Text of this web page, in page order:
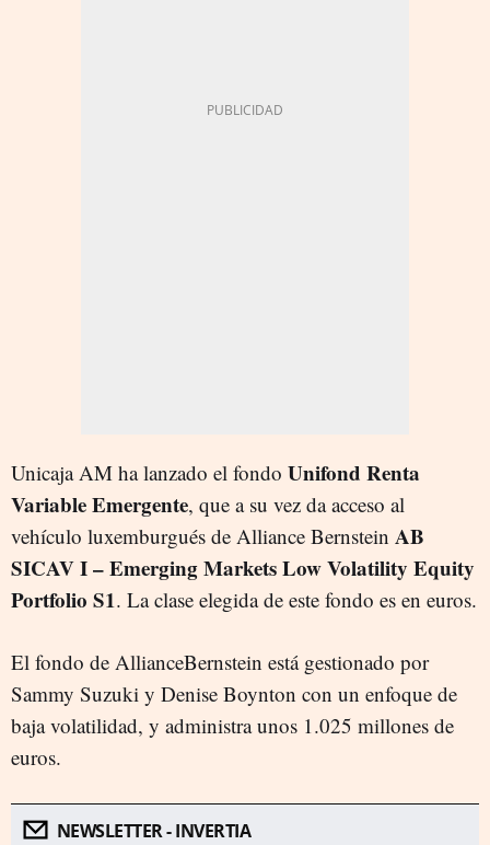
Unicaja AM ha lanzado el fondo Unifond Renta
Variable Emergente, que a su vez da acceso al
vehículo luxemburgués de Alliance Bernstein AB
SICAV I – Emerging Markets Low Volatility Equity
Portfolio S1. La clase elegida de este fondo es en euros.
El fondo de AllianceBernstein está gestionado por
Sammy Suzuki y Denise Boynton con un enfoque de
baja volatilidad, y administra unos 1.025 millones de
euros.
NEWSLETTER - INVERTIA